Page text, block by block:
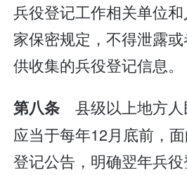
兵役登记工作相关单位
家保密规定，不得泄露
供收集的兵役登记信息。
第八条县级以上地方
应当于每年12月底前，
登记公告，明确翌年兵